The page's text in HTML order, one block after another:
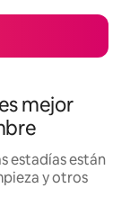
mejor
estadías están
y otros